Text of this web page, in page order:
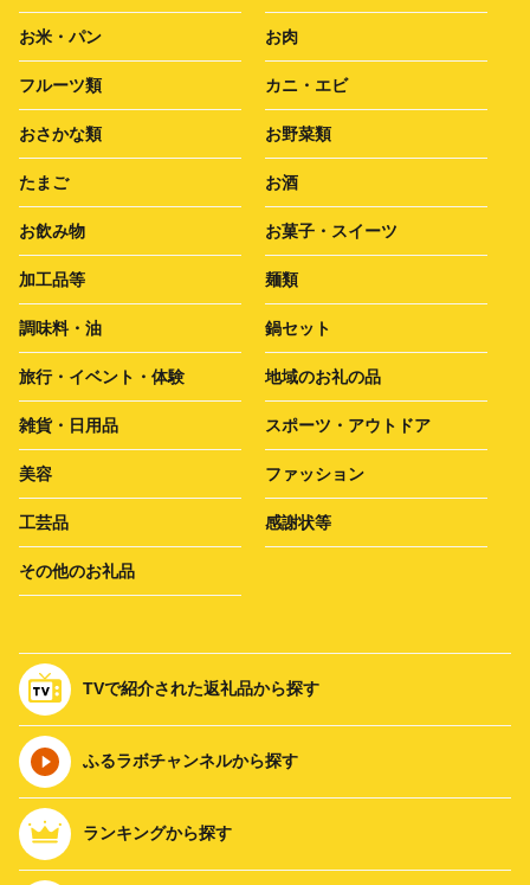
お米・パン お肉
フルーツ類 カニ・エビ
おさかな類 お野菜類
たまご お酒
お飲み物 お菓子・スイーツ
加工品等 麺類
調味料・油 鍋セット
旅行・イベント・体験 地域のお礼の品
雑貨・日用品 スポーツ・アウトドア
美容 ファッション
工芸品 感謝状等
その他のお礼品
TVで紹介された返礼品から探す
ふるラボチャンネルから探す
ランキングから探す